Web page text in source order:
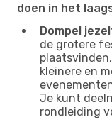
doen in het
Dompel
de grotere
kleinere en
Je kunt
rondleiding